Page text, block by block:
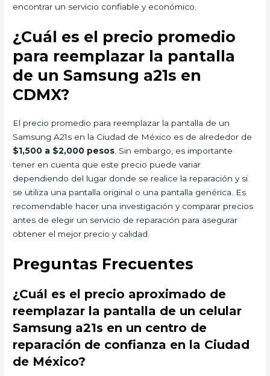
encontrar un servicio confiable y económico.
¿Cuál es el precio promedio
para reemplazar la pantalla
de un Samsung a21s en
CDMX?
El precio promedio para reemplazar la pantalla de un
Samsung A21s en la Ciudad de México es de alrededor de
$1,500 a $2,000 pesos . Sin embargo, es importante
tener en cuenta que este precio puede variar
dependiendo del lugar donde se realice la reparación y si
se utiliza una pantalla original o una pantalla genérica. Es
recomendable hacer una investigación y comparar precios
antes de elegir un servicio de reparación para asegurar
obtener el mejor precio y calidad.
Preguntas Frecuentes
¿Cuál es el precio aproximado de
reemplazar la pantalla de un celular
Samsung a21s en un centro de
reparación de confianza en la Ciudad
de México?